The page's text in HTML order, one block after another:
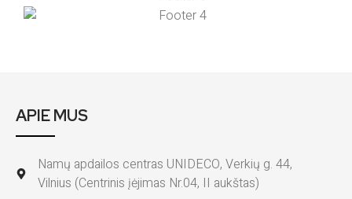
APIE MUS
Namų apdailos centras UNIDECO, Verkių g. 44,
Vilnius (Centrinis įėjimas Nr.04, II aukštas)